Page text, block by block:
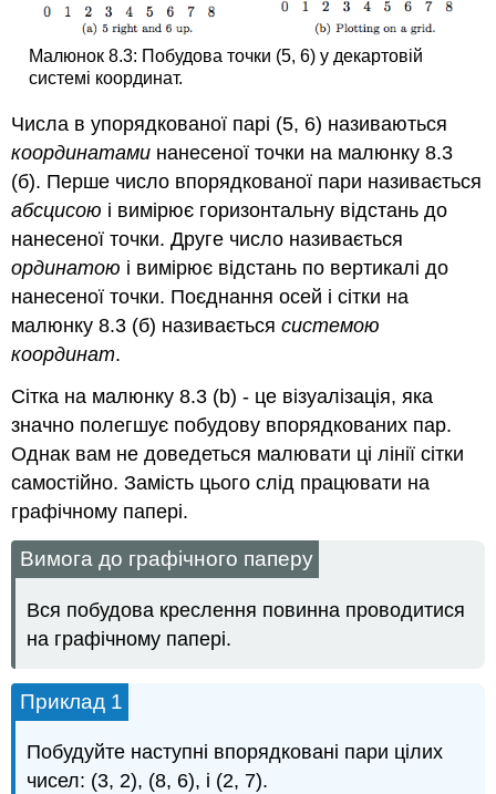
Малюнок 8.3: Побудова точки (5, 6) у декартовій
системі координат.
Числа в упорядкованої парі (5, 6) називаються
координатами нанесеної точки на малюнку 8.3
(б). Перше число впорядкованої пари називається
абсцисою і вимірює горизонтальну відстань до
нанесеної точки. Друге число називається
ординатою і вимірює відстань по вертикалі до
нанесеної точки. Поєднання осей і сітки на
малюнку 8.3 (б) називаєтьсясистемою
координат.
Сітка на малюнку 8.3 (b) - це візуалізація, яка
значно полегшує побудову впорядкованих пар.
Однак вам не доведеться малювати ці лінії сітки
самостійно. Замість цього слід працювати на
графічному папері.
Вимога до графічного паперу
Вся побудова креслення повинна проводитися
на графічному папері.
Приклад 1
Побудуйте наступні впорядковані пари цілих
чисел: (3, 2), (8, 6), і (2, 7).